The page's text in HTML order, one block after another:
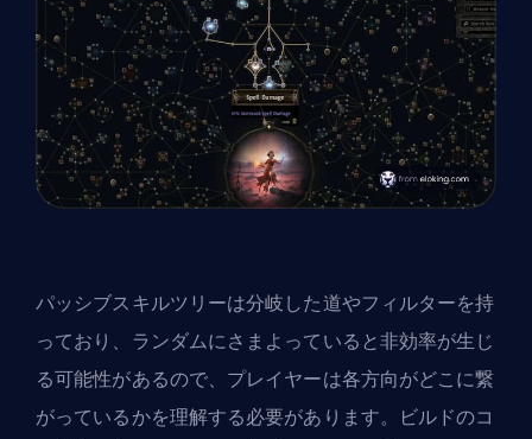
パッシブスキルツリーは分岐した道やフィルターを持
っており、ランダムにさまよっていると非効率が生じ
る可能性があるので、プレイヤーは各方向がどこに繋
がっているかを理解する必要があります。ビルドのコ